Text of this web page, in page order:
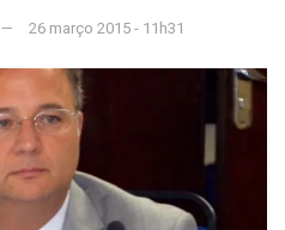
26 março 2015 - 11h31